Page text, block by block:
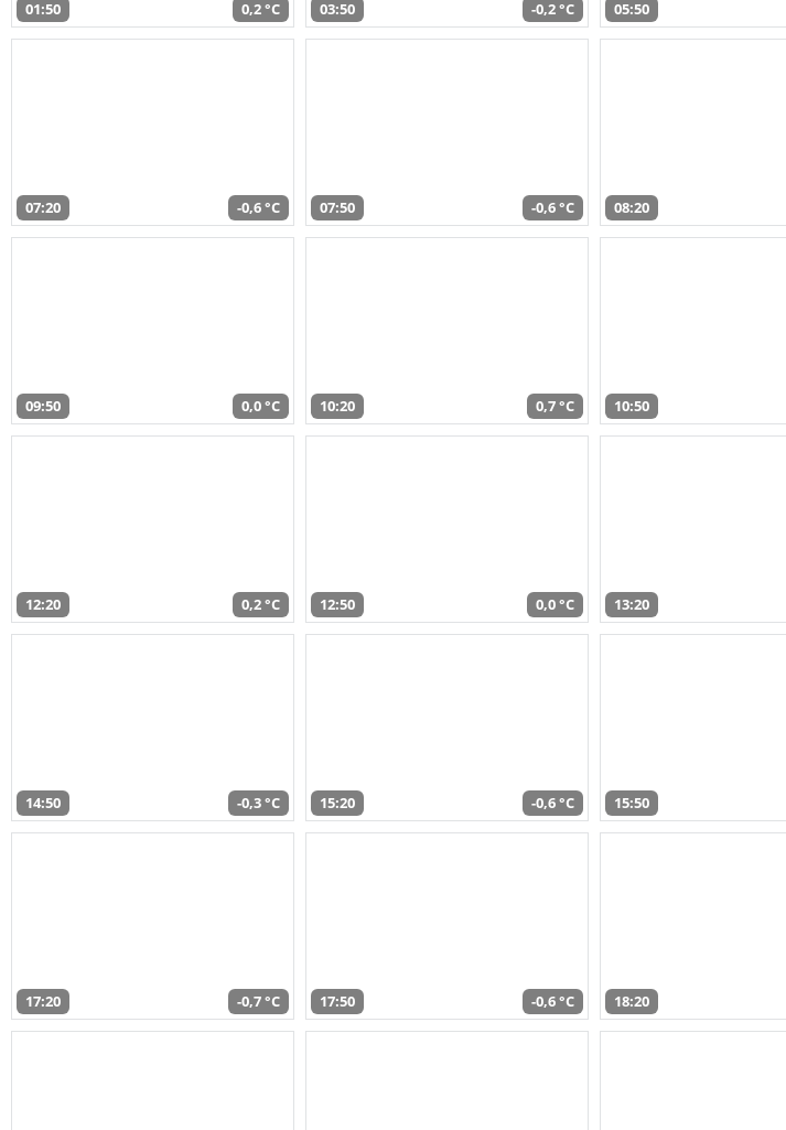
01:50 0,2 °C 03:50 -0,2 °C 05:50
07:20 -0,6 °C 07:50 -0,6 °C 08:20
09:50 0,0 °C 10:20 0,7 °C 10:50
12:20 0,2 °C 12:50 0,0 °C 13:20
14:50 -0,3 °C 15:20 -0,6 °C 15:50
17:20 -0,7 °C 17:50 -0,6 °C 18:20